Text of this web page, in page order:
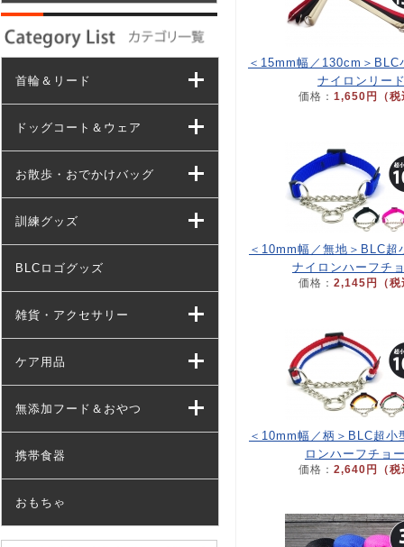
＜15mm幅／130cm＞BLC
ナイロンリー
価格： 1,650円（税
＜10mm幅／無地＞BLC超
ナイロンハーフチ
価格： 2,145円（税
＜10mm幅／柄＞BLC超小
ロンハーフチョ
価格： 2,640円（税
首輪＆リード
ドッグコート＆ウェア
お散歩・おでかけバッグ
訓練グッズ
BLCロゴグッズ
雑貨・アクセサリー
ケア用品
無添加フード＆おやつ
携帯食器
おもちゃ